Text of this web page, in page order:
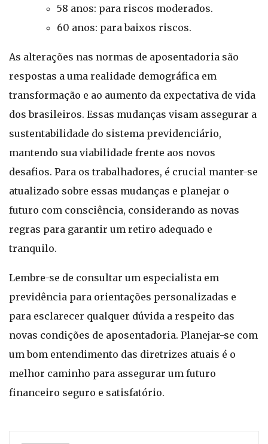
58 anos: para riscos moderados.
60 anos: para baixos riscos.
As alterações nas normas de aposentadoria são
respostas a uma realidade demográfica em
transformação e ao aumento da expectativa de vida
dos brasileiros. Essas mudanças visam assegurar a
sustentabilidade do sistema previdenciário,
mantendo sua viabilidade frente aos novos
desafios. Para os trabalhadores, é crucial manter-se
atualizado sobre essas mudanças e planejar o
futuro com consciência, considerando as novas
regras para garantir um retiro adequado e
tranquilo.
Lembre-se de consultar um especialista em
previdência para orientações personalizadas e
para esclarecer qualquer dúvida a respeito das
novas condições de aposentadoria. Planejar-se com
um bom entendimento das diretrizes atuais é o
melhor caminho para assegurar um futuro
financeiro seguro e satisfatório.